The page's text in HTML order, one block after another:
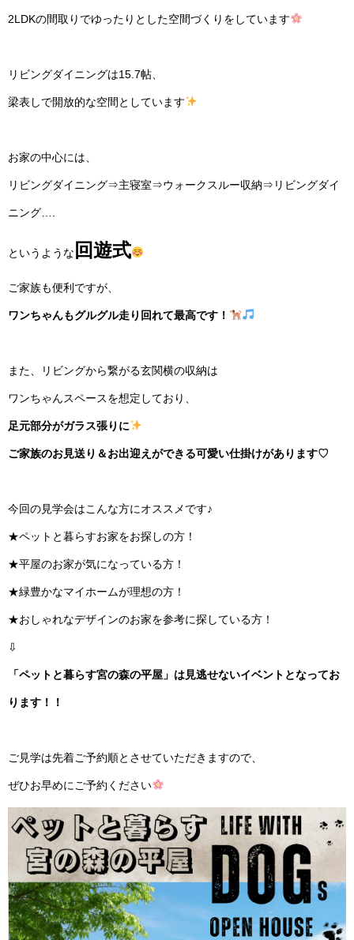
2LDKの間取りでゆったりとした空間づくりをしています
リビングダイニングは15.7帖、
梁表しで開放的な空間としています
お家の中心には、
リビングダイニング⇒主寝室⇒ウォークスルー収納⇒リビングダイ
ニング….
というような 回遊式
ご家族も便利ですが、
ワンちゃんもグルグル走り回れて最高です！
また、リビングから繋がる玄関横の収納は
ワンちゃんスペースを想定しており、
足元部分がガラス張りに
ご家族のお見送り＆お出迎えができる可愛い仕掛けがあります♡
今回の見学会はこんな方にオススメです♪
★ペットと暮らすお家をお探しの方！
★平屋のお家が気になっている方！
★緑豊かなマイホームが理想の方！
★おしゃれなデザインのお家を参考に探している方！
⇩
「ペットと暮らす宮の森の平屋」は見逃せないイベントとなってお
ります！！
ご見学は先着ご予約順とさせていただきますので、
ぜひお早めにご予約ください